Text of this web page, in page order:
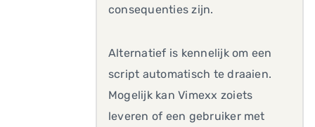
consequenties zijn.
Alternatief is kennelijk om een
script automatisch te draaien.
Mogelijk kan Vimexx zoiets
leveren of een gebruiker met